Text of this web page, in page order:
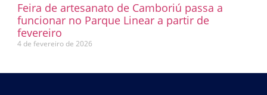
Feira de artesanato de Camboriú passa a
funcionar no Parque Linear a partir de
fevereiro
4 de fevereiro de 2026